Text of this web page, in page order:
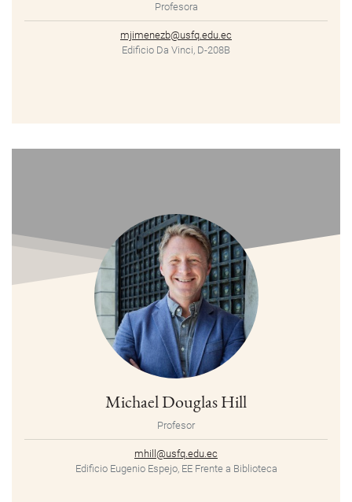
Profesora
mjimenezb@usfq.edu.ec
Edificio Da Vinci, D-208B
Michael Douglas Hill
Profesor
mhill@usfq.edu.ec
Edificio Eugenio Espejo, EE Frente a Biblioteca